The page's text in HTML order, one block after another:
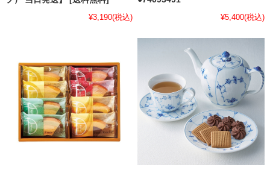
¥3,190(税込)
¥5,400(税込)